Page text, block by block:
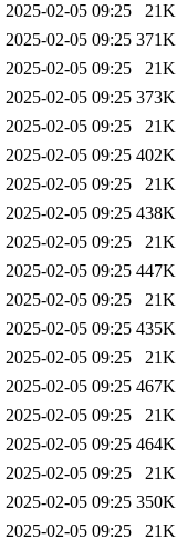
2025-02-05 09:25
21K
2025-02-05 09:25 371K
2025-02-05 09:25
21K
2025-02-05 09:25 373K
2025-02-05 09:25
21K
2025-02-05 09:25 402K
2025-02-05 09:25
21K
2025-02-05 09:25 438K
2025-02-05 09:25
21K
2025-02-05 09:25 447K
2025-02-05 09:25
21K
2025-02-05 09:25 435K
2025-02-05 09:25
21K
2025-02-05 09:25 467K
2025-02-05 09:25
21K
2025-02-05 09:25 464K
2025-02-05 09:25
21K
2025-02-05 09:25 350K
2025-02-05 09:25 21K